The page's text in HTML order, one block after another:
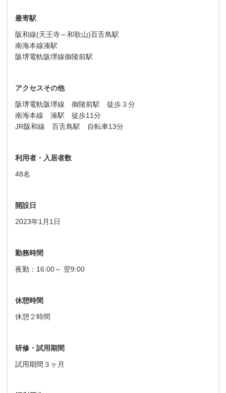
最寄駅
阪和線(天王寺～和歌山)百舌鳥駅
南海本線湊駅
阪堺電軌阪堺線御陵前駅
アクセスその他
阪堺電軌阪堺線 御陵前駅 徒歩３分
南海本線 湊駅 徒歩11分
JR阪和線 百舌鳥駅 自転車13分
利用者・入居者数
48名
開設日
2023年1月1日
勤務時間
夜勤：16:00～ 翌9:00
休憩時間
休憩２時間
研修・試用期間
試用期間３ヶ月